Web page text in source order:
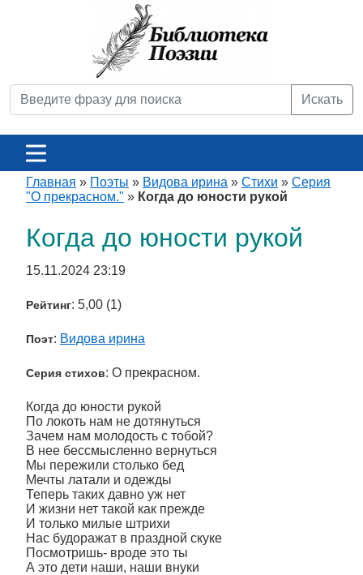
Искать
Главная » Поэты » Видова ирина » Стихи » Серия
"О прекрасном." » Когда до юности рукой
Когда до юности рукой
15.11.2024 23:19
Рейтинг: 5,00 (1)
Поэт: Видова ирина
Серия стихов: О прекрасном.
Когда до юности рукой
По локоть нам не дотянуться
Зачем нам молодость с тобой?
В нее бессмысленно вернуться
Мы пережили столько бед
Мечты латали и одежды
Теперь таких давно уж нет
И жизни нет такой как прежде
И только милые штрихи
Нас будоражат в праздной скуке
Посмотришь- вроде это ты
А это дети наши, наши внуки